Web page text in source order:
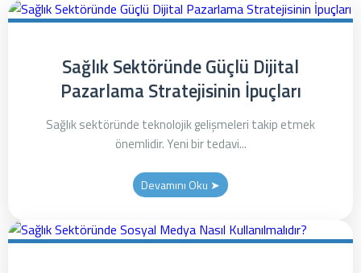
Sağlık Sektöründe Güçlü Dijital
Pazarlama Stratejisinin İpuçları
Sağlık sektöründe teknolojik gelişmeleri takip etmek
önemlidir. Yeni bir tedavi...
Devamını Oku ➤